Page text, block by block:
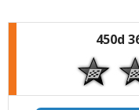
450d